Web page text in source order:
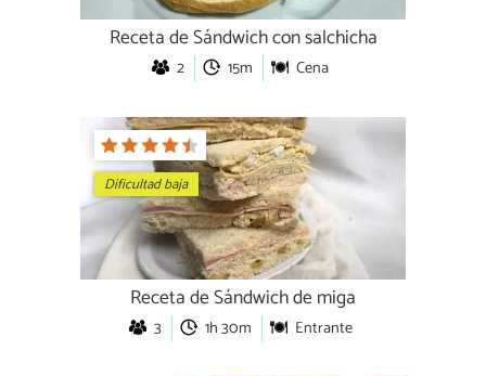
Receta de Sándwich con salchicha
2 15m Cena
Dificultad baja
Receta de Sándwich de miga
3 1h 30m Entrante